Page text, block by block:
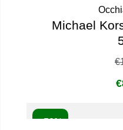
Michael
€
€
- 50%